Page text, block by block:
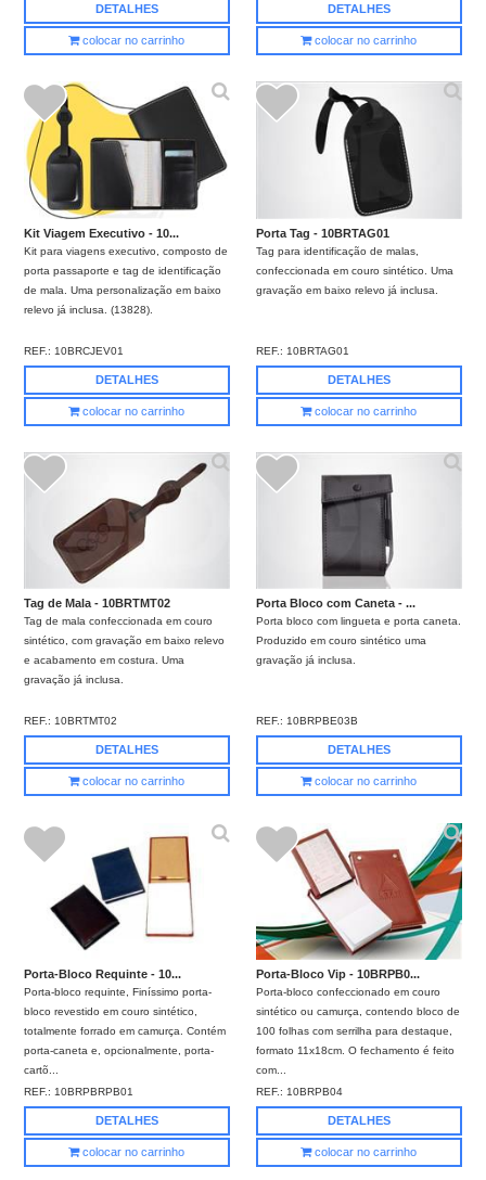
DETALHES
colocar no carrinho
DETALHES
colocar no carrinho
Kit Viagem Executivo - 10...
Kit para viagens executivo, composto de
porta passaporte e tag de identificação
de mala. Uma personalização em baixo
relevo já inclusa. (13828).
REF.: 10BRCJEV01
DETALHES
colocar no carrinho
Porta Tag - 10BRTAG01
Tag para identificação de malas,
confeccionada em couro sintético. Uma
gravação em baixo relevo já inclusa.
REF.: 10BRTAG01
DETALHES
colocar no carrinho
Tag de Mala - 10BRTMT02
Tag de mala confeccionada em couro
sintético, com gravação em baixo relevo
e acabamento em costura. Uma
gravação já inclusa.
REF.:10BRTMT02
DETALHES
colocar no carrinho
Porta Bloco com Caneta - ...
Porta bloco com lingueta e porta caneta.
Produzido em couro sintético uma
gravação já inclusa.
REF.:10BRPBE03B
DETALHES
colocar no carrinho
Porta-Bloco Requinte - 10...
Porta-bloco requinte, Finíssimo porta-
bloco revestido em couro sintético,
totalmente forrado em camurça. Contém
porta-caneta e, opcionalmente, porta-
cartõ...
REF.: 10BRPBRPB01
DETALHES
colocar no carrinho
Porta-Bloco Vip - 10BRPB0...
Porta-bloco confeccionado em couro
sintético ou camurça, contendo bloco de
100 folhas com serrilha para destaque,
formato 11x18cm. O fechamento é feito
com...
REF.: 10BRPB04
DETALHES
colocar no carrinho